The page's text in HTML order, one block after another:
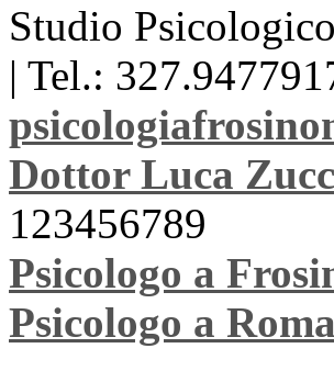
Studio
| Tel.:
Dottor Luca
123456789
Psicologo a
Psicologo a Roma